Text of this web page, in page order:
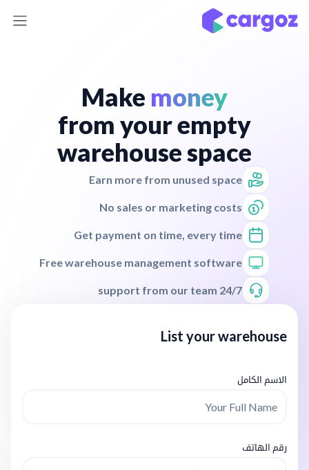
Make money
from your empty
warehouse space
Earn more from unused space
No sales or marketing costs
Get payment on time, every time
Free warehouse management software
24/7 support from our team
List your warehouse
الاسم الكامل
رقم الهاتف